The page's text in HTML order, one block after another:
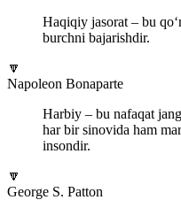
Haqiqiy jasorat – bu
burchni bajarishdir.
🔽
Napoleon Bonaparte
Harbiy – bu nafaqat
har bir sinovida ham
insondir.
🔽
George S. Patton